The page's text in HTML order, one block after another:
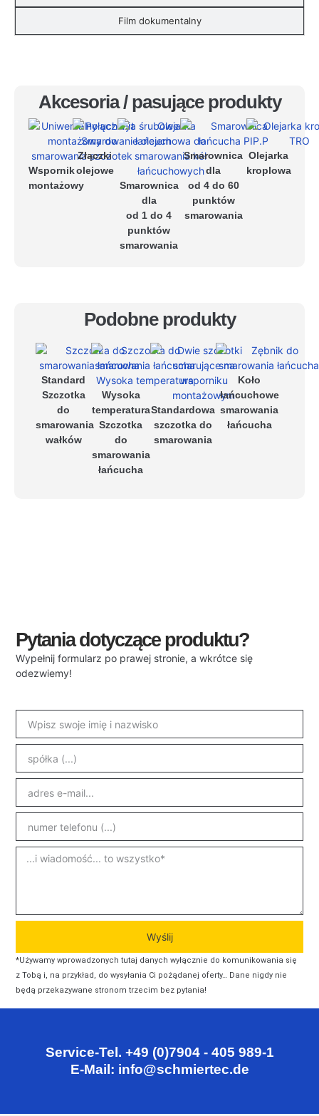
Film dokumentalny
Akcesoria / pasujące produkty
Wspornik
montażowy
Złączki
olejowe
Smarownica
dla
od 1 do 4
punktów
smarowania
Smarownica
dla
od 4 do 60
punktów
smarowania
Olejarka
kroplowa
Podobne produkty
Standard
Szczotka
do
smarowania
wałków
Wysoka
temperatura
Szczotka
do
smarowania
łańcucha
Standardowa
szczotka do
smarowania
Koło
łańcuchowe
smarowania
łańcucha
Pytania dotyczące produktu?
Wypełnij formularz po prawej stronie, a wkrótce się
odezwiemy!
Wyślij
*Używamy wprowadzonych tutaj danych wyłącznie do komunikowania się
z Tobą i, na przykład, do wysyłania Ci pożądanej oferty… Dane nigdy nie
będą przekazywane stronom trzecim bez pytania!
Service-Tel. +49 (0)7904 - 405 989-1
E-Mail: info@schmiertec.de